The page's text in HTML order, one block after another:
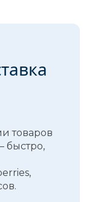
товаров
быстро,